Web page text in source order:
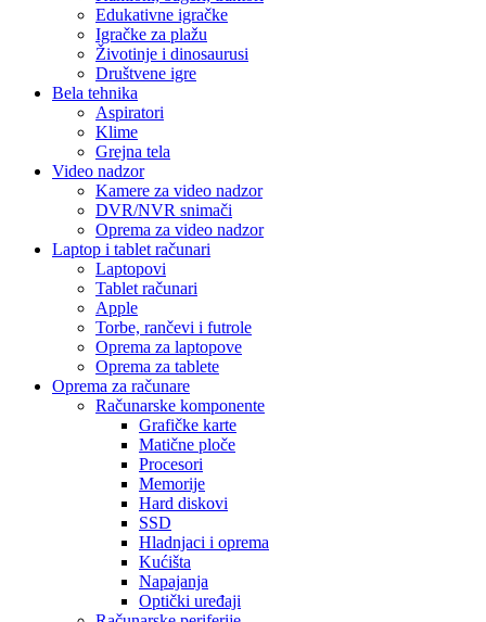
Edukativne igračke
Igračke za plažu
Životinje i dinosaurusi
Društvene igre
Bela tehnika
Aspiratori
Klime
Grejna tela
Video nadzor
Kamere za video nadzor
DVR/NVR snimači
Oprema za video nadzor
Laptop i tablet računari
Laptopovi
Tablet računari
Apple
Torbe, rančevi i futrole
Oprema za laptopove
Oprema za tablete
Oprema za računare
Računarske komponente
Grafičke karte
Matične ploče
Procesori
Memorije
Hard diskovi
SSD
Hladnjaci i oprema
Kućišta
Napajanja
Optički uređaji